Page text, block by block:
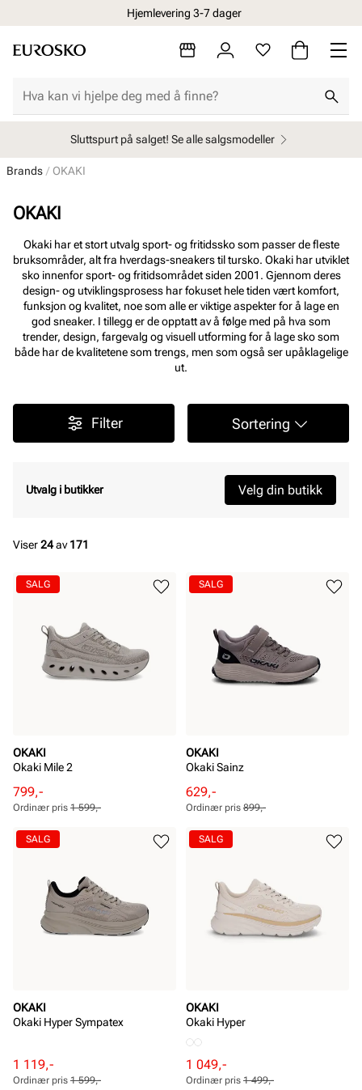
Hjemlevering 3-7 dager
Sluttspurt på salget! Se alle salgsmodeller
Brands OKAKI
OKAKI
Okaki har et stort utvalg sport- og fritidssko som passer de fleste
bruksområder, alt fra hverdags-sneakers til tursko. Okaki har utviklet
sko innenfor sport- og fritidsområdet siden 2001. Gjennom deres
design- og utviklingsprosess har fokuset hele tiden vært komfort,
funksjon og kvalitet, noe som alle er viktige aspekter for å lage en
god sneaker. I tillegg er de opptatt av å følge med på hva som
trender, design, fargevalg og visuell utforming for å lage sko som
både har de kvalitetene som trengs, men som også ser upåklagelige
ut.
Filter Sortering
Utvalg i butikker Velg din butikk
Viser24av171
OKAKI
Okaki Mile 2
Rabattert
pris
Pris
799,-
Ordinær
pris
Pris
Ordinær pris 1 599,-
SALG
OKAKI
Okaki Sainz
Rabattert
pris
Pris
629,-
Ordinær
pris
Pris
Ordinær pris 899,-
SALG
OKAKI
Okaki Hyper Sympatex
Rabattert
pris
1 119,-
Ordinær
pris
Ordinær pris 1 599,-
SALG
OKAKI
Okaki Hyper
Rabattert
pris
1 049,-
Ordinær
pris
Ordinær pris 1 499,-
SALG